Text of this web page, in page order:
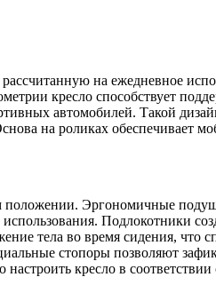
на ежедневное
кресло способствует
автомобилей. Такой
на роликах обеспечивает
положении. Эргономичные
Подлокотники
тела во время сидения, что
стопоры позволяют
настроить кресло в